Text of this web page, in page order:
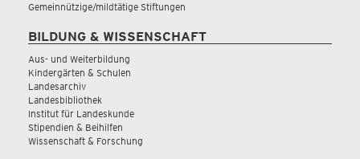
Gemeinnützige/mildtätige Stiftungen
BILDUNG & WISSENSCHAFT
Aus- und Weiterbildung
Kindergärten & Schulen
Landesarchiv
Landesbibliothek
Institut für Landeskunde
Stipendien & Beihilfen
Wissenschaft & Forschung